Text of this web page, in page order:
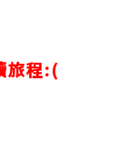
旅程:(